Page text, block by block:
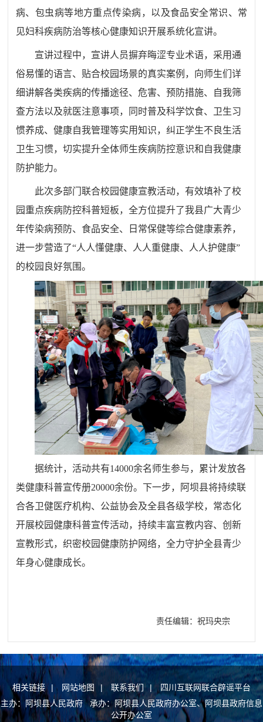
病、包虫病等地方重点传染病，以及食品安全常识、常
见妇科疾病防治等核心健康知识开展系统化宣讲。
宣讲过程中，宣讲人员摒弃晦涩专业术语，采用通
俗易懂的语言、贴合校园场景的真实案例，向师生们详
细讲解各类疾病的传播途径、危害、预防措施、自我筛
查方法以及就医注意事项，同时普及科学饮食、卫生习
惯养成、健康自我管理等实用知识，纠正学生不良生活
卫生习惯，切实提升全体师生疾病防控意识和自我健康
防护能力。
此次多部门联合校园健康宣教活动，有效填补了校
园重点疾病防控科普短板，全方位提升了我县广大青少
年传染病预防、食品安全、日常保健等综合健康素养，
进一步营造了“人人懂健康、人人重健康、人人护健康”
的校园良好氛围。
据统计，活动共有14000余名师生参与，累计发放各
类健康科普宣传册20000余份。下一步，阿坝县将持续联
合各卫健医疗机构、公益协会及全县各级学校，常态化
开展校园健康科普宣传活动，持续丰富宣教内容、创新
宣教形式，织密校园健康防护网络，全力守护全县青少
年身心健康成长。
责任编辑：祝玛央宗
相关链接 | 网站地图 | 联系我们 |
四川互联网联合辟谣平台
主办：阿坝县人民政府 承办：阿坝县人民政府办公室、阿坝县政府信息
公开办公室